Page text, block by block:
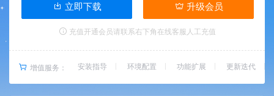
立即下载 升级会员
充值开通会员请联系右下角在线客服人工充值
增值服务： 安装指导 环境配置 功能扩展 更新迭代